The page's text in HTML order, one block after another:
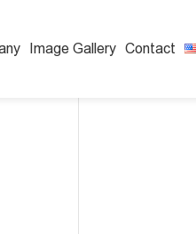
Image Gallery Contact